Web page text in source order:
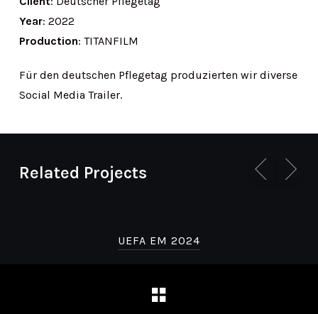
Year: 2022
Production: TITANFILM
Für den deutschen Pflegetag produzierten wir diverse
Social Media Trailer.
Related Projects
UEFA EM 2024